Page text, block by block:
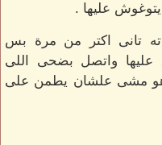
عليها .
تانى اكتر من مرة بس
واتصل بضحى اللى
هو مشى علشان يطمن على